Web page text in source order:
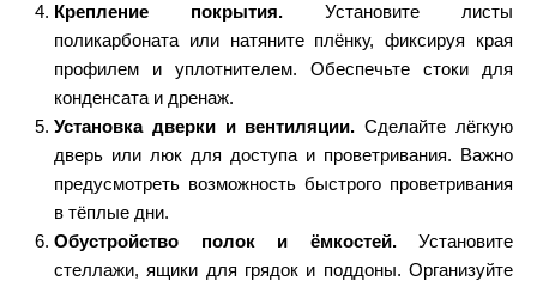
Крепление покрытия. Установите листы
поликарбоната или натяните плёнку, фиксируя края
профилем и уплотнителем. Обеспечьте стоки для
конденсата и дренаж.
Установка дверки и вентиляции. Сделайте лёгкую
дверь или люк для доступа и проветривания. Важно
предусмотреть возможность быстрого проветривания
в тёплые дни.
Обустройство полок и ёмкостей.Установите
стеллажи, ящики для грядок и поддоны. Организуйте